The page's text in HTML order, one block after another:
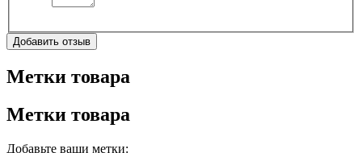
Добавить отзыв
Метки товара
Метки товара
Добавьте ваши метки: